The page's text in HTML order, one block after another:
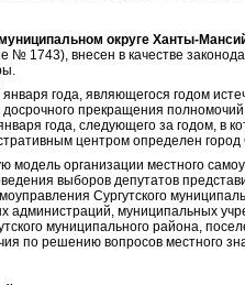
округе Ханты-
№ 1743), внесен в качестве
года, являющегося годом
прекращения
года, следующего за годом, в
центром определен город
организации местного
выборов депутатов
Сургутского
администраций, муниципальных
муниципального района,
по решению вопросов местного